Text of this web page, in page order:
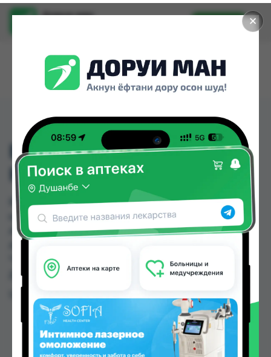
✕
Доруи ман
Установить
БУТЫЛКА 240МЛ
КАМЕРА (ПРОСТОЙ)
БУТЫЛКА 240МЛ КАМЕРА (ПРОСТОЙ) можно
купить или заказать в аптеках, Авиценна,
Аслфарм №1, Аслфарм №3, Аслфарм №4,
"Гулчехр" по цене от 9.00 TJS до 33.20 TJS в
Душанбе и других городах Таджикистана